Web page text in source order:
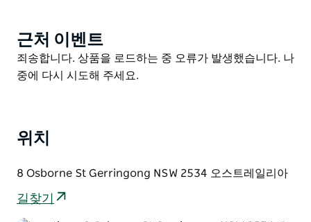
진 것은 당신뿐입니다!
아래층 라운지 룸에는 대형 평면 스크린 TV와 Foxtel로
마무리되는 2인용, 3인용 라운지가 있으며 모두 귀하의
벤치에는 4개의 좌석이 있습니다. 중요한 분할 수준 엔터
정의 편안함을 제공합니다.
이 속성에는 세 가지 간단한 규칙이 있습니다. 즐기기 웃
Product
List
근처 이벤트
Product
List
죄송합니다. 상품을 로드하는 중 오류가 발생했습니다. 나
중에 다시 시도해 주세요.
위치
8 Osborne St Gerringong NSW 2534 오스트레일리아
길찾기